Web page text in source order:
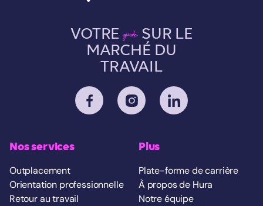
VOTRE guide SUR LE
MARCHÉ DU
TRAVAIL
Nos services
Outplacement
Orientation professionnelle
Retour au travail
Plus
Plate-forme de carrière
À propos de Hura
Notre équipe